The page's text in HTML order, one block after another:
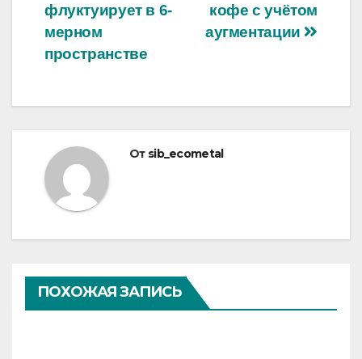
кофе с учётом
аугментации
флуктуирует в 6-
мерном
пространстве
От sib_ecometal
ПОХОЖАЯ ЗАПИСЬ